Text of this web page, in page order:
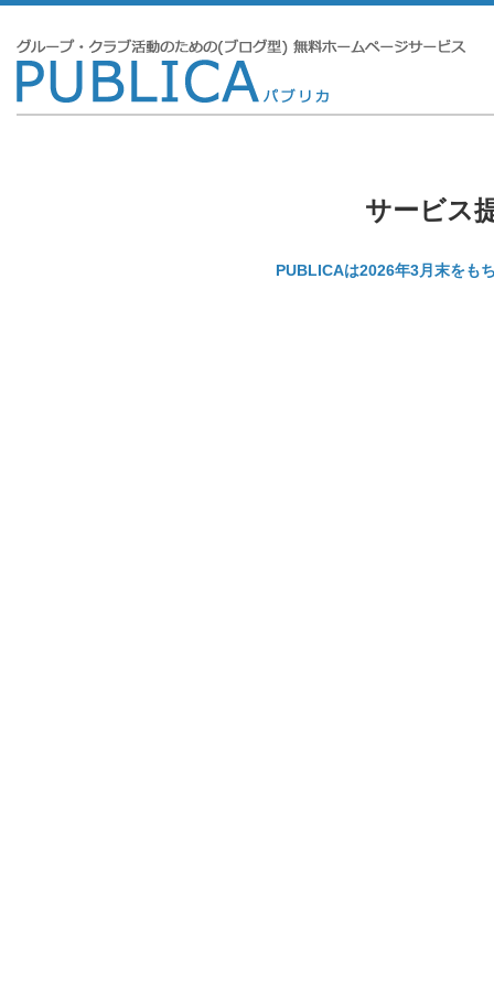
サービス
PUBLICAは2026年3月末をも